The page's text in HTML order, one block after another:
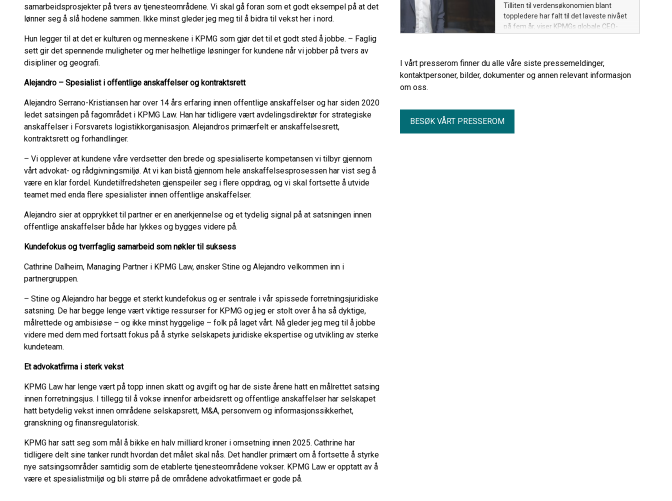
samarbeidsprosjekter på tvers av tjenesteområdene. Vi skal gå foran som et godt eksempel på at det
lønner seg å slå hodene sammen. Ikke minst gleder jeg meg til å bidra til vekst her i nord.
Hun legger til at det er kulturen og menneskene i KPMG som gjør det til et godt sted å jobbe. – Faglig
sett gir det spennende muligheter og mer helhetlige løsninger for kundene når vi jobber på tvers av
disipliner og geografi.
Alejandro – Spesialist i offentlige anskaffelser og kontraktsrett
Alejandro Serrano-Kristiansen har over 14 års erfaring innen offentlige anskaffelser og har siden 2020
ledet satsingen på fagområdet i KPMG Law. Han har tidligere vært avdelingsdirektør for strategiske
anskaffelser i Forsvarets logistikkorganisasjon. Alejandros primærfelt er anskaffelsesrett,
kontraktsrett og forhandlinger.
– Vi opplever at kundene våre verdsetter den brede og spesialiserte kompetansen vi tilbyr gjennom
vårt advokat- og rådgivningsmiljø. At vi kan bistå gjennom hele anskaffelsesprosessen har vist seg å
være en klar fordel. Kundetilfredsheten gjenspeiler seg i flere oppdrag, og vi skal fortsette å utvide
teamet med enda flere spesialister innen offentlige anskaffelser.
Alejandro sier at opprykket til partner er en anerkjennelse og et tydelig signal på at satsningen innen
offentlige anskaffelser både har lykkes og bygges videre på.
Kundefokus og tverrfaglig samarbeid som nøkler til suksess
Cathrine Dalheim, Managing Partner i KPMG Law, ønsker Stine og Alejandro velkommen inn i
partnergruppen.
– Stine og Alejandro har begge et sterkt kundefokus og er sentrale i vår spissede forretningsjuridiske
satsning. De har begge lenge vært viktige ressurser for KPMG og jeg er stolt over å ha så dyktige,
målrettede og ambisiøse – og ikke minst hyggelige – folk på laget vårt. Nå gleder jeg meg til å jobbe
videre med dem med fortsatt fokus på å styrke selskapets juridiske ekspertise og utvikling av sterke
kundeteam.
Et advokatfirma i sterk vekst
KPMG Law har lenge vært på topp innen skatt og avgift og har de siste årene hatt en målrettet satsing
innen forretningsjus. I tillegg til å vokse innenfor arbeidsrett og offentlige anskaffelser har selskapet
hatt betydelig vekst innen områdene selskapsrett, M&A, personvern og informasjonssikkerhet,
granskning og finansregulatorisk.
KPMG har satt seg som mål å bikke en halv milliard kroner i omsetning innen 2025. Cathrine har
tidligere delt sine tanker rundt hvordan det målet skal nås. Det handler primært om å fortsette å styrke
nye satsingsområder samtidig som de etablerte tjenesteområdene vokser. KPMG Law er opptatt av å
være et spesialistmiljø og bli større på de områdene advokatfirmaet er gode på.
Tilliten til verdensøkonomien blant
toppledere har falt til det laveste nivået
på fem år, viser KPMGs globale CEO-
investeringer i kunstig intelligens for å
sikre fremtidig vekst. CEO i KPMG Norge,
Rune Skjelvan, er bekymret for Norges
I vårt presserom finner du alle våre siste pressemeldinger,
kontaktpersoner, bilder, dokumenter og annen relevant informasjon
om oss.
BESØK VÅRT PRESSEROM